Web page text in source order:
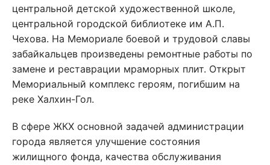
центральной детской художественной школе,
центральной городской библиотеке им А.П.
Чехова. На Мемориале боевой и трудовой славы
забайкальцев произведены ремонтные работы по
замене и реставрации мраморных плит. Открыт
Мемориальный комплекс героям, погибшим на
реке Халхин-Гол.
В сфере ЖКХ основной задачей администрации
города является улучшение состояния
жилищного фонда, качества обслуживания